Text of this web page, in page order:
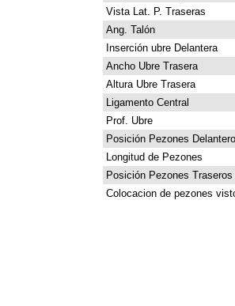
Vista Lat. P. Traseras
Ang. Talón
Inserción ubre Delantera
Ancho Ubre Trasera
Altura Ubre Trasera
Ligamento Central
Prof. Ubre
Posición Pezones
Longitud de Pezones
Posición Pezones Traseros
Colocacion de pezones